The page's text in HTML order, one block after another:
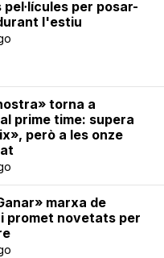
pel·lícules per posar-
l'estiu
torna a
prime time: supera
però a les onze
marxa de
promet novetats per